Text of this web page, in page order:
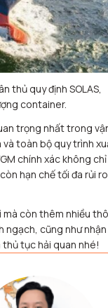
thủ quy định SOLAS,
container.
trọng nhất trong
toàn bộ quy trình
chính xác không chỉ
hạn chế tối đa rủi ro
mà còn thêm nhiều
ngạch, cũng như
tục hải quan nhé!